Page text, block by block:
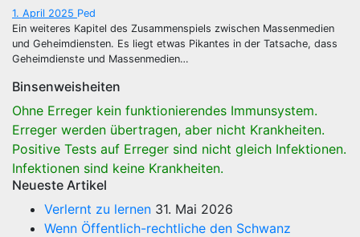
1. April 2025 Ped
Ein weiteres Kapitel des Zusammenspiels zwischen Massenmedien
und Geheimdiensten. Es liegt etwas Pikantes in der Tatsache, dass
Geheimdienste und Massenmedien…
Binsenweisheiten
Ohne Erreger kein funktionierendes Immunsystem.
Erreger werden übertragen, aber nicht Krankheiten.
Positive Tests auf Erreger sind nicht gleich Infektionen.
Infektionen sind keine Krankheiten.
Neueste Artikel
Verlernt zu lernen 31. Mai 2026
Wenn Öffentlich-rechtliche den Schwanz